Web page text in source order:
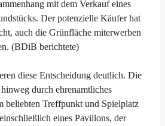
mit dem Verkauf eines
Der potenzielle Käufer hat
auch die Grünfläche miterwerben
(BDiB berichtete)
diese Entscheidung deutlich. Die
durch ehrenamtliches
beliebten Treffpunkt und Spielplatz
eines Pavillons, der